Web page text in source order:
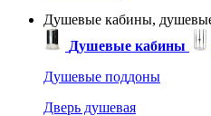
Душевые кабины,
Душевые кабины
Душевые поддоны
Дверь душевая